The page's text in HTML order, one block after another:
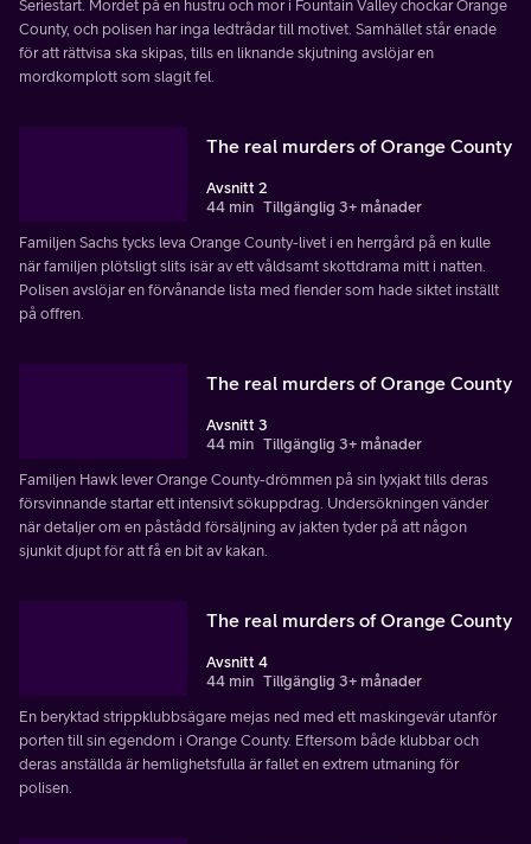
Seriestart. Mordet på en hustru och mor i Fountain Valley chockar Orange
County, och polisen har inga ledtrådar till motivet. Samhället står enade
för att rättvisa ska skipas, tills en liknande skjutning avslöjar en
mordkomplott som slagit fel.
The real murders of Orange County
Avsnitt 2
44 min Tillgänglig 3+ månader
Familjen Sachs tycks leva Orange County-livet i en herrgård på en kulle
när familjen plötsligt slits isär av ett våldsamt skottdrama mitt i natten.
Polisen avslöjar en förvånande lista med fiender som hade siktet inställt
på offren.
The real murders of Orange County
Avsnitt 3
44 min Tillgänglig 3+ månader
Familjen Hawk lever Orange County-drömmen på sin lyxjakt tills deras
försvinnande startar ett intensivt sökuppdrag. Undersökningen vänder
när detaljer om en påstådd försäljning av jakten tyder på att någon
sjunkit djupt för att få en bit av kakan.
The real murders of Orange County
Avsnitt 4
44 min Tillgänglig 3+ månader
En beryktad strippklubbsägare mejas ned med ett maskingevär utanför
porten till sin egendom i Orange County. Eftersom både klubbar och
deras anställda är hemlighetsfulla är fallet en extrem utmaning för
polisen.